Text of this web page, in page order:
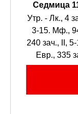
Седмица
Утр. - Лк., 4
3-15. Мф.,
240 зач., II, 5-
Евр., 335